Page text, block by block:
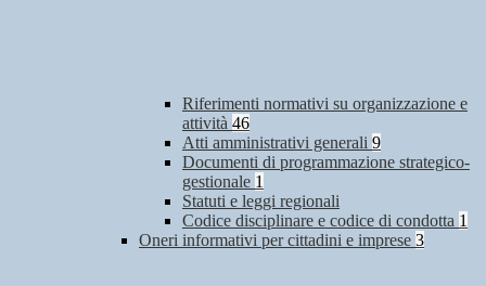
Riferimenti normativi su organizzazione e
attività 46
Atti amministrativi generali 9
Documenti di programmazione strategico-
gestionale 1
Statuti e leggi regionali
Codice disciplinare e codice di condotta 1
Oneri informativi per cittadini e imprese 3